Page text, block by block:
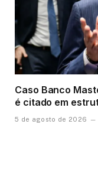
Caso Banco
é citado em
5 de agosto de 2026